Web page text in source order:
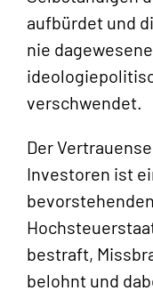
aufbürdet und
nie
verschwendet.
Der
Investoren ist
bestraft,
belohnt und